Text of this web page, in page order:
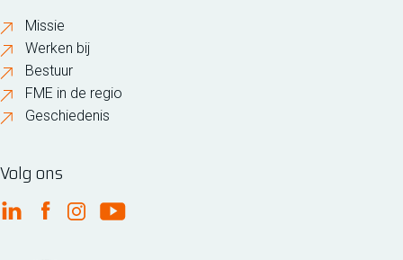
Missie
Werken bij
Bestuur
FME in de regio
Geschiedenis
Volg ons
FME Linkedin
FME Facebook
FME Instagram
FME Youtube